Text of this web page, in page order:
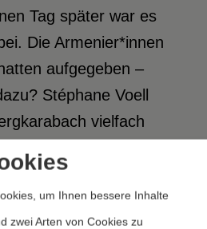
Tag später war es
Die Armenier*innen
aufgegeben –
Stéphane Voell
vielfach
selbst…
um Ihnen bessere Inhalte
zwei Arten von Cookies zu